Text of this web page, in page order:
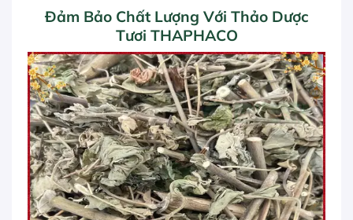
Đảm Bảo Chất Lượng Với Thảo Dược
Tươi THAPHACO